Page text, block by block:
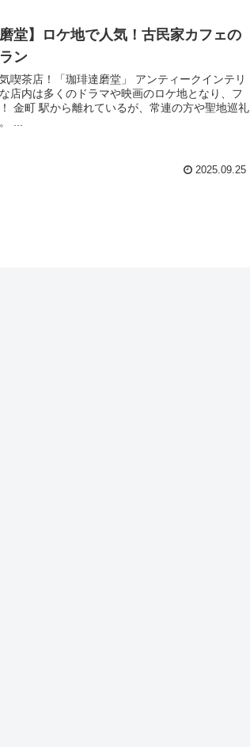
堂】ロケ地で人気！古民家カフェの
ン
喫茶店！「珈琲達磨堂」 アンティークインテリ
店内は多くのドラマや映画のロケ地となり、フ
金町 駅から離れているが、常連の方や聖地巡礼
...
2025.09.25